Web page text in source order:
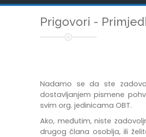
Prigovori -
Nadamo se da ste
dostavljanjem pismene
svim org. jedinicama OBT.
Ako, međutim, niste
drugog člana osoblja, ili